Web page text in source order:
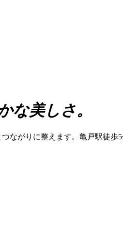
な美しさ。
ながりに整えます。亀戸駅徒歩